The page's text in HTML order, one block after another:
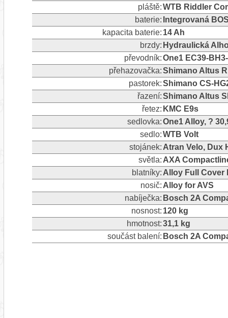
pláště:WTB Riddler
baterie: Integrovaná
kapacita baterie: 14 Ah
brzdy: Hydraulická
převodník:One1 EC39-
přehazovačka:Shimano Altus
pastorek:Shimano CS-
řazení:Shimano Altus
řetez: KMC E9s
sedlovka:One1 Alloy, ?
sedlo:WTB Volt
stojánek: Atran Velo, Dux
světla: AXA
blatníky: Alloy Full Cover
nosič: Alloy for AVS
nabíječka: Bosch 2A
nosnost: 120 kg
hmotnost:31,1 kg
součást balení: Bosch 2A